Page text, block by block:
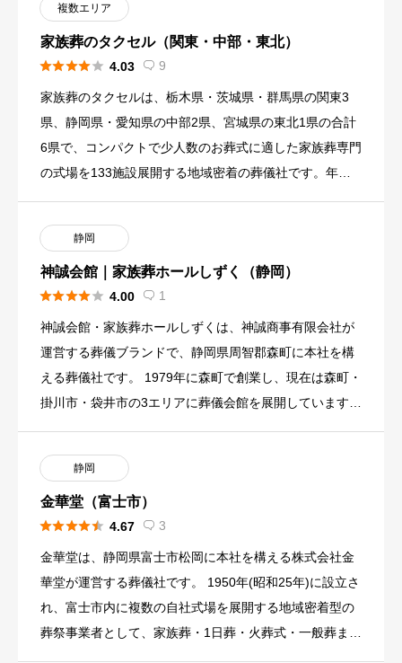
複数エリア
家族葬のタクセル（関東・中部・東北）
 4.03  9
家族葬のタクセルは、栃木県・茨城県・群馬県の関東3
県、静岡県・愛知県の中部2県、宮城県の東北1県の合計
6県で、コンパクトで少人数のお葬式に適した家族葬専門
の式場を133施設展開する地域密着の葬儀社です。年間
静岡
神誠会館｜家族葬ホールしずく（静岡）
 4.00  1
神誠会館・家族葬ホールしずくは、神誠商事有限会社が
運営する葬儀ブランドで、静岡県周智郡森町に本社を構
える葬儀社です。 1979年に森町で創業し、現在は森町・
掛川市・袋井市の3エリアに葬儀会館を展開しています。
静岡
金華堂（富士市）
 4.67  3
金華堂は、静岡県富士市松岡に本社を構える株式会社金
華堂が運営する葬儀社です。 1950年(昭和25年)に設立さ
れ、富士市内に複数の自社式場を展開する地域密着型の
葬祭事業者として、家族葬・1日葬・火葬式・一般葬まで